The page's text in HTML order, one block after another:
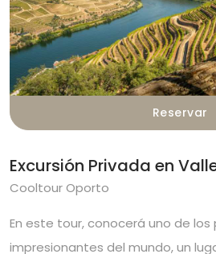
Reservar
Excursión Privada en
Cooltour Oporto
En este tour, conocerá uno de los
impresionantes del mundo, un